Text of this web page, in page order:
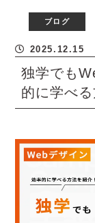
ブログ
2025.12.15
独学でも
的に学べる